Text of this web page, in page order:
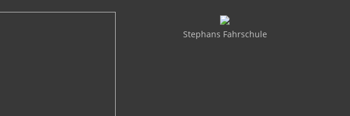
Stephans Fahrschule